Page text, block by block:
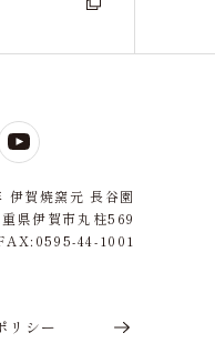
伊賀焼窯元 長谷園
県伊賀市丸柱569
44-1001
リシー